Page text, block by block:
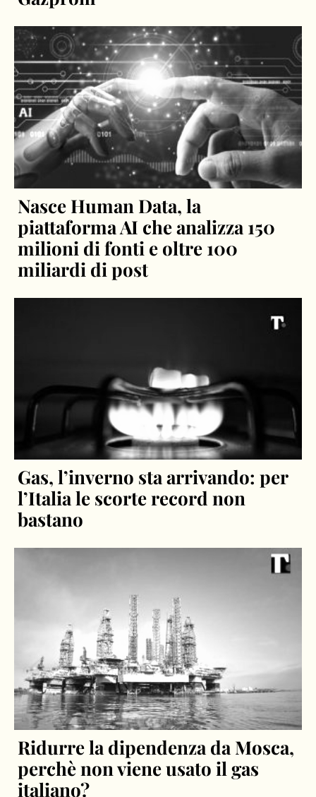
Nasce Human Data, la
piattaforma AI che analizza 150
milioni di fonti e oltre 100
miliardi di post
Gas, l’inverno sta arrivando: per
l’Italia le scorte record non
bastano
Ridurre la dipendenza da Mosca,
perchè non viene usato il gas
italiano?